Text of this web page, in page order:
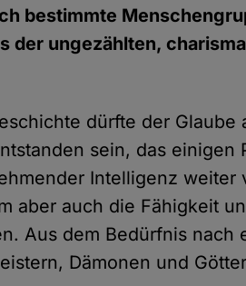
bestimmte
der ungezählten,
dürfte der Glaube
sein, das einigen
Intelligenz weiter
aber auch die Fähigkeit
Aus dem Bedürfnis nach
Dämonen und